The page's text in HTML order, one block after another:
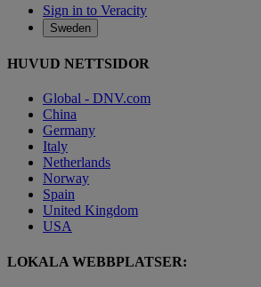
Sign in to Veracity
Sweden
HUVUD NETTSIDOR
Global - DNV.com
China
Germany
Italy
Netherlands
Norway
Spain
United Kingdom
USA
LOKALA WEBBPLATSER: